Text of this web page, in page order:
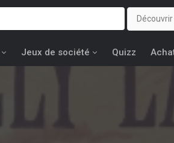
Découvrir
Jeux de société Quizz